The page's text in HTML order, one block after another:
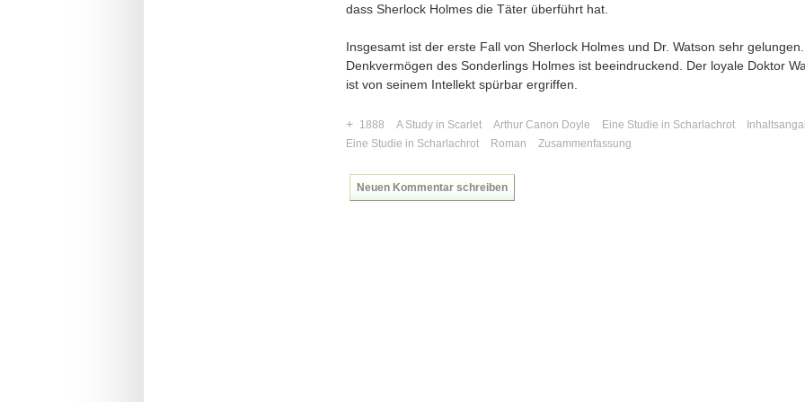
dass Sherlock Holmes die Täter überführt hat.
Insgesamt ist der erste Fall von Sherlock Holmes und Dr. Watson sehr
Denkvermögen des Sonderlings Holmes ist beeindruckend. Der loyale Doktor
ist von seinem Intellekt spürbar ergriffen.
+ 1888 A Study in Scarlet Arthur Canon Doyle Eine Studie in Scharlachrot
Eine Studie in Scharlachrot
Roman Zusammenfassung
Neuen Kommentar schreiben